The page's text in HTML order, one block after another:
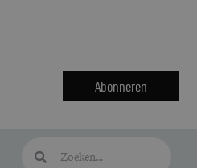
Abonneren
Zoeken